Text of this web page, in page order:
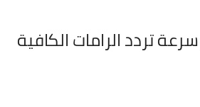
تردد الرامات الكافية